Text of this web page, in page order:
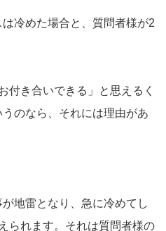
冷めた場合と、質問者様が2
付き合いできる」と思えるく
のなら、それには理由があ
地雷となり、急に冷めてし
られます。それは質問者様の